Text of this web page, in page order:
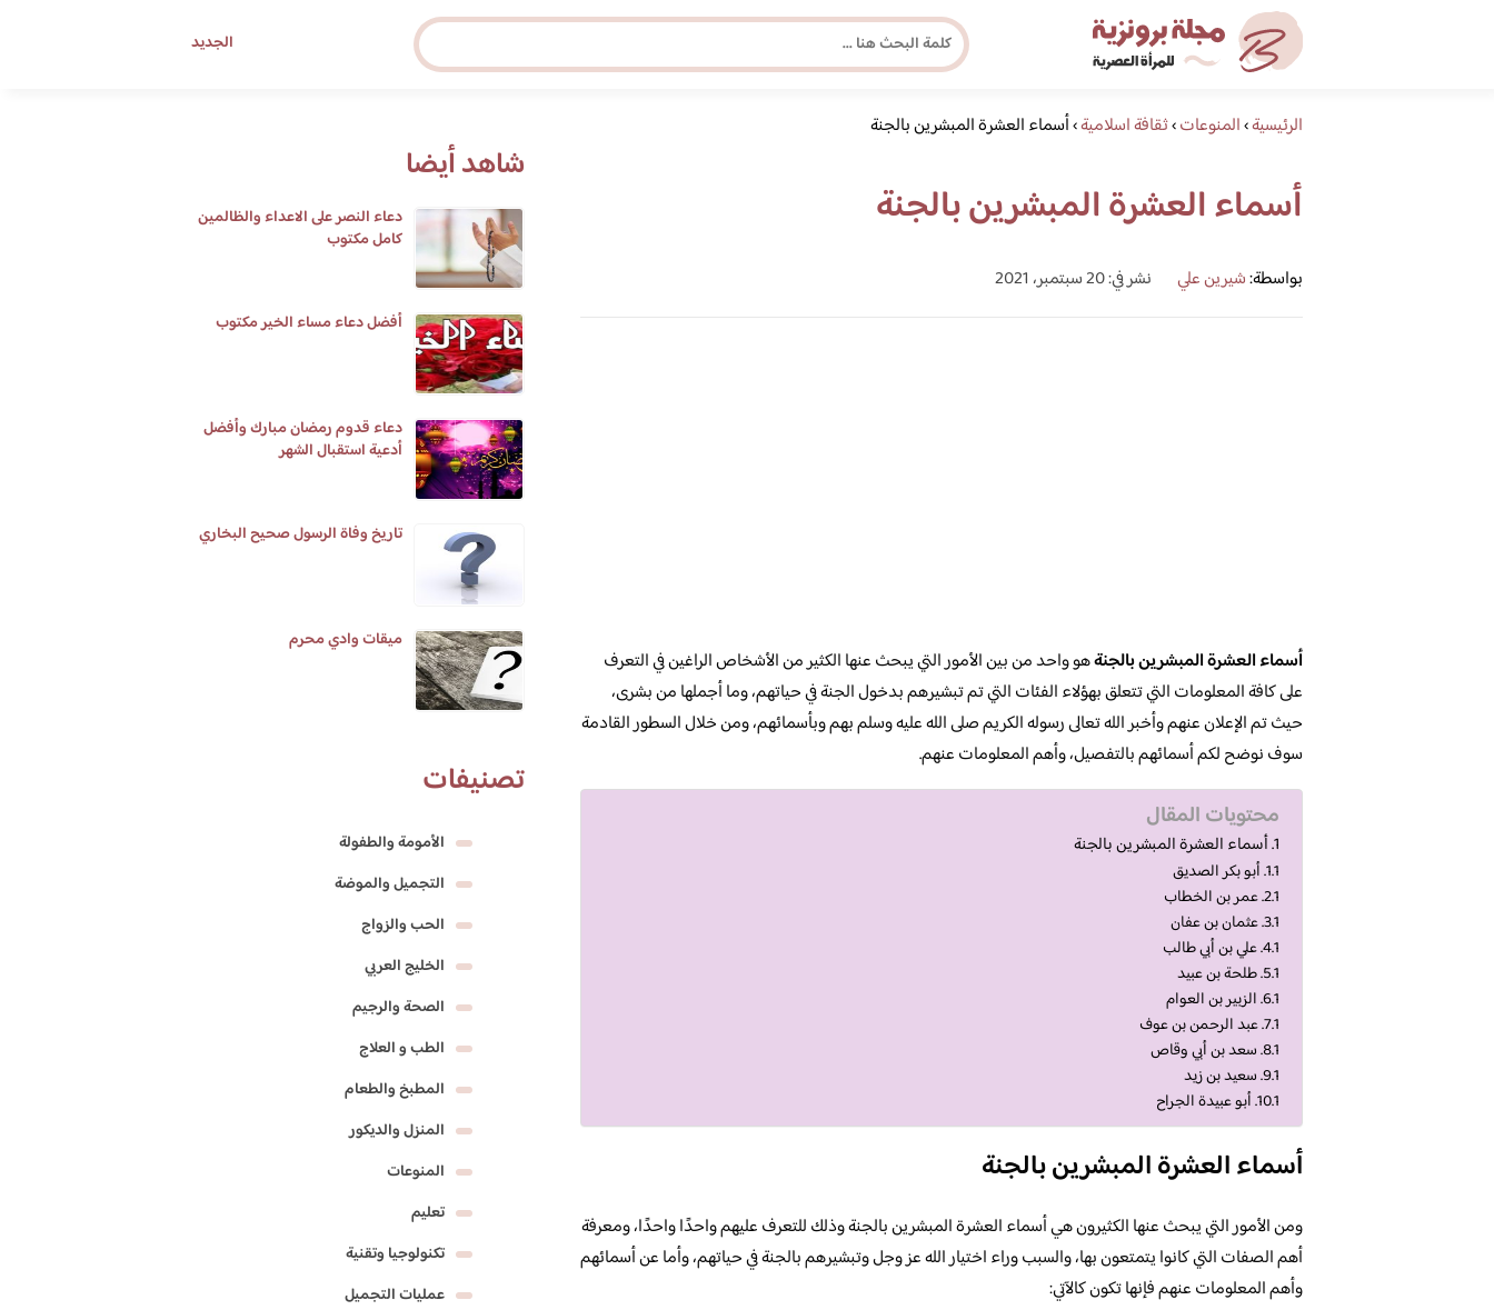
الجديد
مجلة برونزية للفتاة العصرية الرئيسية›المنوعات›ثقافة اسلامية›أسماء العشرة المبشرين بالجنة
أسماء العشرة المبشرين بالجنة
بواسطة:شيرين علي نشر في: 20 سبتمبر، 2021
أسماء العشرة المبشرين بالجنةهو واحد من بين الأمور التي يبحث عنها الكثير من الأشخاص الراغين في التعرف
على كافة المعلومات التي تتعلق بهؤلاء الفئات التي تم تبشيرهم بدخول الجنة في حياتهم، وما أجملها من بشرى،
حيث تم الإعلان عنهم وأخبر الله تعالى رسوله الكريم صلى الله عليه وسلم بهم وبأسمائهم، ومن خلال السطور القادمة
سوف نوضح لكم أسمائهم بالتفصيل، وأهم المعلومات عنهم.
محتويات المقال
أسماء العشرة المبشرين بالجنة
أبو بكر الصديق
عمر بن الخطاب
عثمان بن عفان
علي بن أبي طالب
طلحة بن عبيد
الزبير بن العوام
عبد الرحمن بن عوف
سعد بن أبي وقاص
سعيد بن زيد
أبو عبيدة الجراح
أسماء العشرة المبشرين بالجنة
ومن الأمور التي يبحث عنها الكثيرون هي أسماء العشرة المبشرين بالجنة وذلك للتعرف عليهم واحدًا واحدًا، ومعرفة
أهم الصفات التي كانوا يتمتعون بها، والسبب وراء اختيار الله عز وجل وتبشيرهم بالجنة في حياتهم، وأما عن أسمائهم
وأهم المعلومات عنهم فإنها تكون كالآتي:
شاهد أيضا
دعاء النصر على الاعداء والظالمين
كامل مكتوب
أفضل دعاء مساء الخير مكتوب
دعاء قدوم رمضان مبارك وأفضل
أدعية استقبال الشهر
تاريخ وفاة الرسول صحيح البخاري
ميقات وادي محرم
تصنيفات
الأمومة والطفولة
التجميل والموضة
الحب والزواج
الخليج العربي
الصحة والرجيم
الطب و العلاج
المطبخ والطعام
المنزل والديكور
المنوعات
تعليم
تكنولوجيا وتقنية
عمليات التجميل